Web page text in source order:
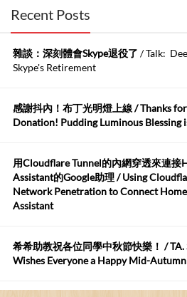
布丁布丁吃布丁
kage好像也可以下載整個網站 感謝分享
Anonymous:
https://github.com/t...
布丁布丁吃布丁:
我目前並沒有常駐的Google Home...
Robertmycs:
這篇WinXP公用電腦安裝與優化的步驟
您好,首先肯定感謝您造福許多莘莘學子
Recent Posts
雜談：深刻體會Skype退役了 / Talk:
Skype's Retirement
感謝抖內！布丁光明燈上線 / Thanks
Donation! Pudding Luminous Blessing
用Cloudflare Tunnel的內網穿透來連接
Assistant的Google助理 / Using
Network Penetration to Connect
Assistant
希希助教祝各位同學中秋節快樂！ / TA.
Wishes Everyone a Happy Mid-